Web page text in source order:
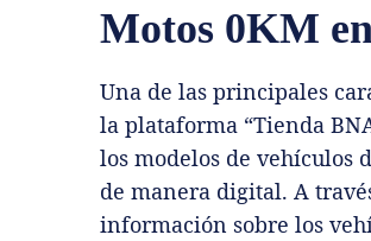
Motos 0KM
Una de las principales
la plataforma “Tienda
los modelos de vehículos
de manera digital. A
información sobre los